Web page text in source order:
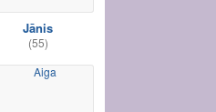
Jānis
(55)